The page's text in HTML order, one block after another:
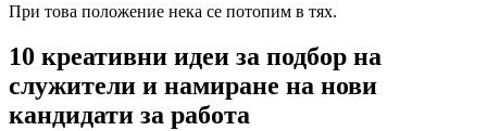
При това положение нека се потопим в тях.
10 креативни идеи за подбор на
служители и намиране на нови
кандидати за работа